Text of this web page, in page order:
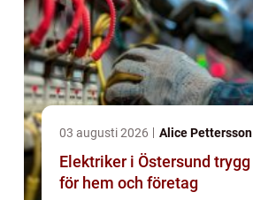
03 augusti 2026 Alice Pettersson
Elektriker i Östersund trygg elservice
för hem och företag